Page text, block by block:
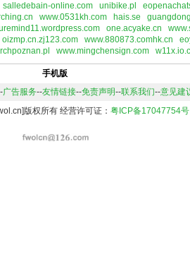
salledebain-online.com unibike.pl
www.0531kh.com hais.se
one.acyake.cn
oizmp.cn.zj123.com www.880873.comhk.cn
www.mingchensign.com
手机版
广告服务--友情链接--免责声明--联系我们--意见建
版权所有 经营许可证： 粤ICP备17047754号